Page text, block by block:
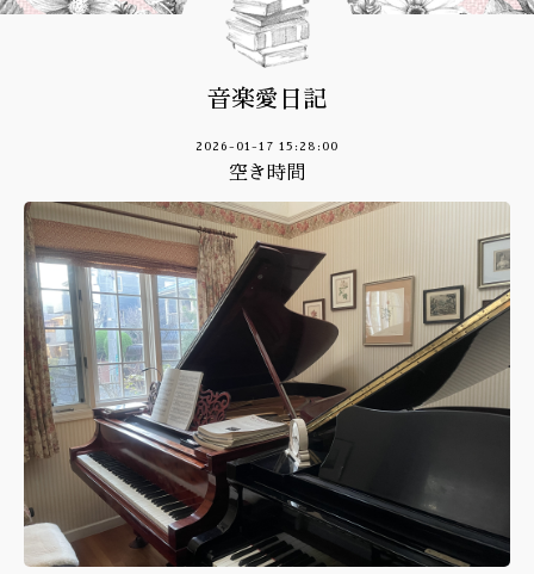
音楽愛日記
2026-01-17 15:28:00
空き時間